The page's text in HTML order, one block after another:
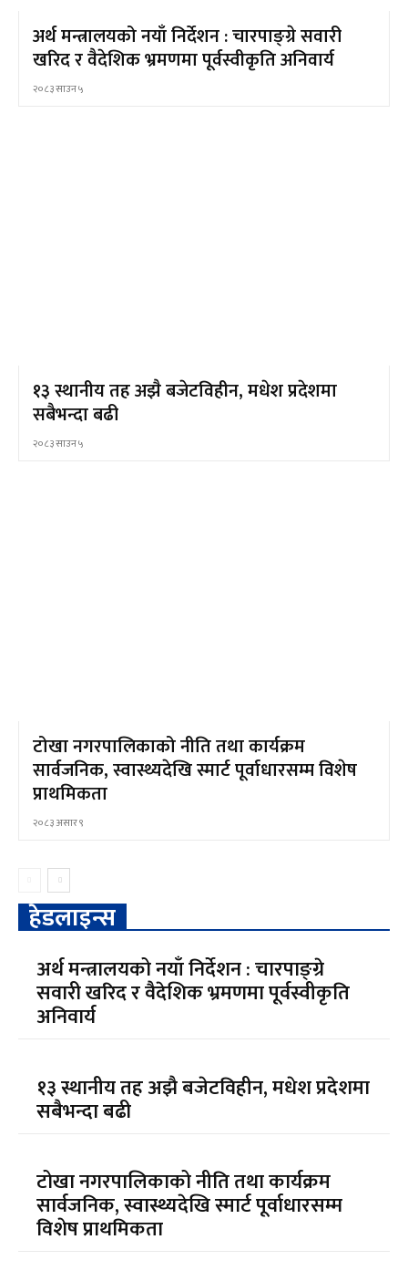
अर्थ मन्त्रालयको नयाँ निर्देशन : चारपाङ्ग्रे सवारी
खरिद र वैदेशिक भ्रमणमा पूर्वस्वीकृति अनिवार्य
२०८३ साउन ५
१३ स्थानीय तह अझै बजेटविहीन, मधेश प्रदेशमा
सबैभन्दा बढी
२०८३ साउन ५
टोखा नगरपालिकाको नीति तथा कार्यक्रम
सार्वजनिक, स्वास्थ्यदेखि स्मार्ट पूर्वाधारसम्म विशेष
प्राथमिकता
२०८३ असार ९
हेडलाइन्स
अर्थ मन्त्रालयको नयाँ निर्देशन : चारपाङ्ग्रे
सवारी खरिद र वैदेशिक भ्रमणमा पूर्वस्वीकृति
अनिवार्य
१३ स्थानीय तह अझै बजेटविहीन, मधेश प्रदेशमा
सबैभन्दा बढी
टोखा नगरपालिकाको नीति तथा कार्यक्रम
सार्वजनिक, स्वास्थ्यदेखि स्मार्ट पूर्वाधारसम्म
विशेष प्राथमिकता